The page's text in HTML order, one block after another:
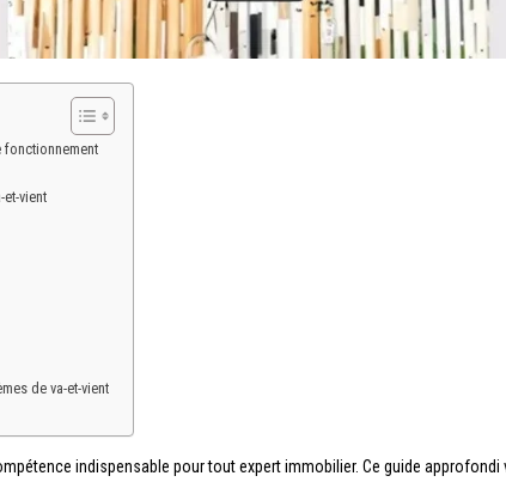
fonctionnement
vient
de va-et-vient
indispensable pour tout expert immobilier. Ce guide